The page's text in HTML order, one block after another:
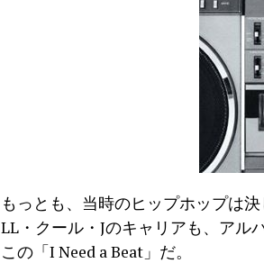
もっとも、当時のヒップホップは
LL・クール・Jのキャリアも、アル
この「I Need a Beat」だ。